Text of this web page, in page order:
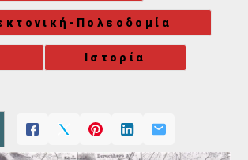
Πολεοδομία
Ιστορία